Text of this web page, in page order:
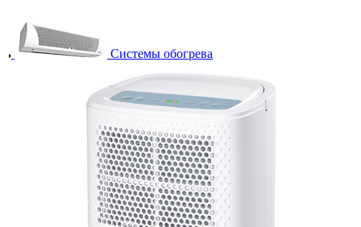
Системы обогрева